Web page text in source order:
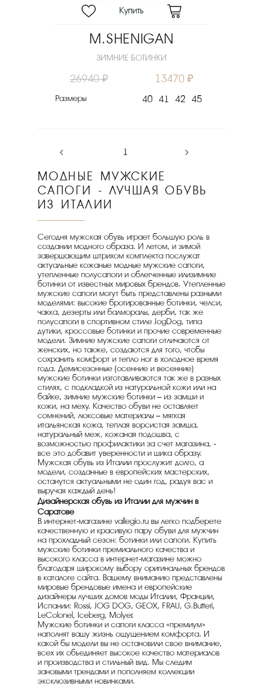
M.SHENIGAN
ЗИМНИЕ БОТИНКИ
26940 ₽ 13470 ₽
Размеры 40 41 42 45
‹ 1 ›
МОДНЫЕ МУЖСКИЕ
САПОГИ - ЛУЧШАЯ ОБУВЬ
ИЗ ИТАЛИИ
Сегодня мужская обувь играет большую роль в
создании модного образа. И летом, и зимой
завершающим штрихом комплекта послужат
актуальные кожаные модные мужские сапоги,
утепленные полусапоги и облегченные илизимние
ботинки от известных мировых брендов. Утепленные
мужские сапоги могут быть представлены разными
моделями: высокие брогированные ботинки, челси,
чакка, дезерты или балморалы, дерби, так же
полусапоги в спортивном стиле JogDog, типа
дутики, кроссовые ботинки и прочие современные
модели. Зимние мужские сапоги отличаются от
женских, но также, создаются для того, чтобы
сохранить комфорт и тепло ног в холодное время
года. Демисезонные (осенние и весенние)
мужские ботинки изготавливаются так же в разных
стилях, с подкладкой из натуральной кожи или на
байке, зимние мужские ботинки – из замши и
кожи, на меху. Качество обуви не оставляет
сомнений, люксовые материалы – мягкая
итальянская кожа, теплая ворсистая замша,
натуральный меж, кожаная подошва, с
возможностью профилактики за счет магазина, -
все это добавит уверенности и шика образу.
Мужская обувь из Италии прослужит долго, а
модели, созданные в европейских мастерских,
останутся актуальными не один год, радуя вас и
выручая каждый день!
Дизайнерская обувь из Италии для мужчин в
Саратове
В интернет-магазине vallegio.ru вы легко подберете
качественную и красивую пару обуви для мужчин
на прохладный сезон: ботинки или сапоги. Купить
мужские ботинки премиального качества и
высокого класса в интернет-магазине можно
благодаря широкому выбору оригинальных брендов
в каталоге сайта. Вашему вниманию представлены
мировые брендовые имена и европейские
дизайнеры лучших домов моды Италии, Франции,
Испании: Rossi, JOG DOG, GEOX, FRAU, G.Butteri,
LeColonel, Iceberg, Molyer.
Мужские ботинки и сапоги класса «премиум»
наполнят вашу жизнь ощущением комфорта. И
какой бы модели вы не остановили свое внимание,
всех их объединяет высокое качество материалов
и производства и стильный вид. Мы следим
зановыми трендами и пополняем коллекции
эксклюзивными новинками.